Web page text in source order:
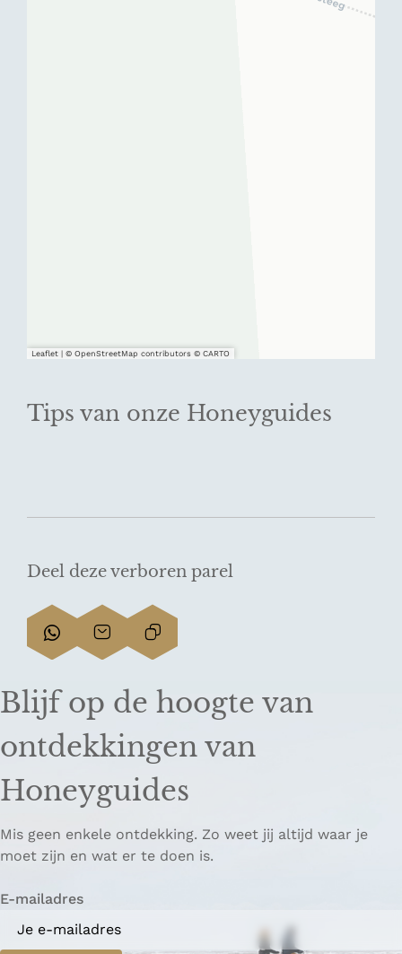
Tips van onze Honeyguides
Leaflet | © OpenStreetMap contributors © CARTO
Deel deze verboren parel
D
e
l
e
e
a
g
n
D
e
l
e
e
p
a
g
L
i
k
o
i
r
e
Blijf op de hoogte van
ontdekkingen van
Honeyguides
Mis geen enkele ontdekking. Zo weet jij altijd waar je
moet zijn en wat er te doen is.
E-mailadres